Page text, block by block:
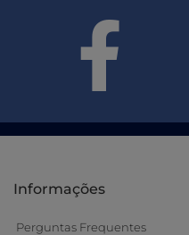
Informações
Perguntas Frequentes